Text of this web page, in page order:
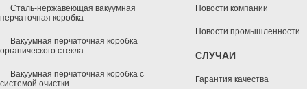
Сталь-нержавеющая вакуумная
перчаточная коробка
Вакуумная перчаточная коробка
органического стекла
Вакуумная перчаточная коробка с
системой очистки
Новости компании
Новости промышленности
СЛУЧАИ
Гарантия качества